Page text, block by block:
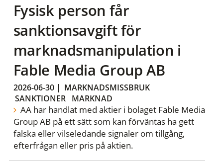
Fysisk person får
sanktionsavgift för
marknadsmanipulation i
Fable Media Group AB
2026-06-30| MARKNADSMISSBRUK
SANKTIONER
MARKNAD
AA har handlat med aktier i bolaget Fable Media
Group AB på ett sätt som kan förväntas ha gett
falska eller vilseledande signaler om tillgång,
efterfrågan eller pris på aktien.